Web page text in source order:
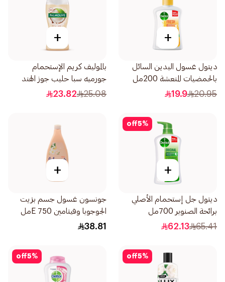
+
ديتول غسول اليدين السائل
بالحمضيات المنعشة 200مل
20.95
19.9
+
بالموليف كريم الإستحمام
جورميه سبا حليب جوز الهند
250مل
25.08
23.82
5%
off
+
ديتول جل إستحمام الأصلي
برائحة الصنوبر 700مل
65.41
62.13
+
جونسون غسول جسم بزيت
الجوجوبا وفيتامين E 750مل
38.81
5%
off
5%
off